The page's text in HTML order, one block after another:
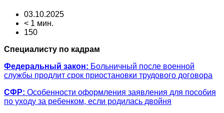
03.10.2025
< 1 мин.
150
Специалисту по кадрам
Федеральный закон: Больничный после военной
службы продлит срок приостановки трудового договора
СФР: Особенности оформления заявления для пособия
по уходу за ребенком, если родилась двойня